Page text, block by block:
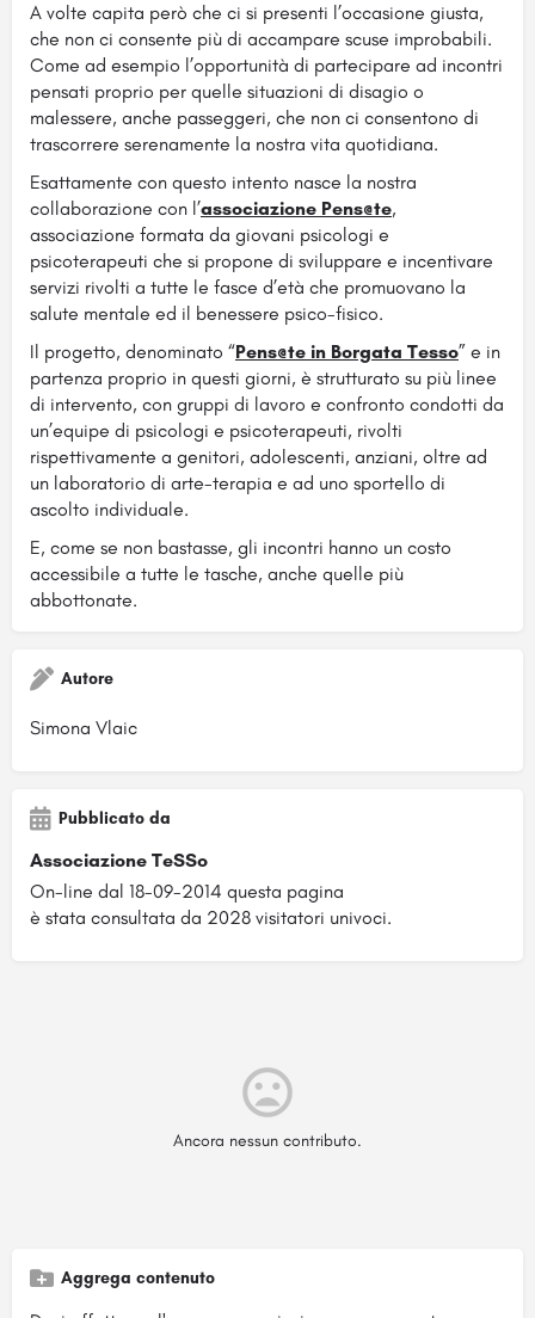
A volte capita però che ci si presenti l’occasione giusta,
che non ci consente più di accampare scuse improbabili.
Come ad esempio l’opportunità di partecipare ad incontri
pensati proprio per quelle situazioni di disagio o
malessere, anche passeggeri, che non ci consentono di
trascorrere serenamente la nostra vita quotidiana.
Esattamente con questo intento nasce la nostra
collaborazione con l’associazione Pens@te,
associazione formata da giovani psicologi e
psicoterapeuti che si propone di sviluppare e incentivare
servizi rivolti a tutte le fasce d’età che promuovano la
salute mentale ed il benessere psico-fisico.
Il progetto, denominato “Pens@te in Borgata Tesso” e in
partenza proprio in questi giorni, è strutturato su più linee
di intervento, con gruppi di lavoro e confronto condotti da
un’equipe di psicologi e psicoterapeuti, rivolti
rispettivamente a genitori, adolescenti, anziani, oltre ad
un laboratorio di arte-terapia e ad uno sportello di
ascolto individuale.
E, come se non bastasse, gli incontri hanno un costo
accessibile a tutte le tasche, anche quelle più
abbottonate.
Autore
Simona Vlaic
Pubblicato da
Associazione TeSSo
On-line dal 18-09-2014 questa pagina
è stata consultata da 2028 visitatori univoci.
Ancora nessun contributo.
Aggrega contenuto